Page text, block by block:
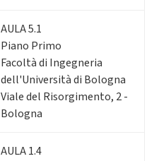
AULA 5.1
Piano Primo
Facoltà di Ingegneria
dell'Università di Bologna
Viale del Risorgimento, 2 -
Bologna
AULA 1.4